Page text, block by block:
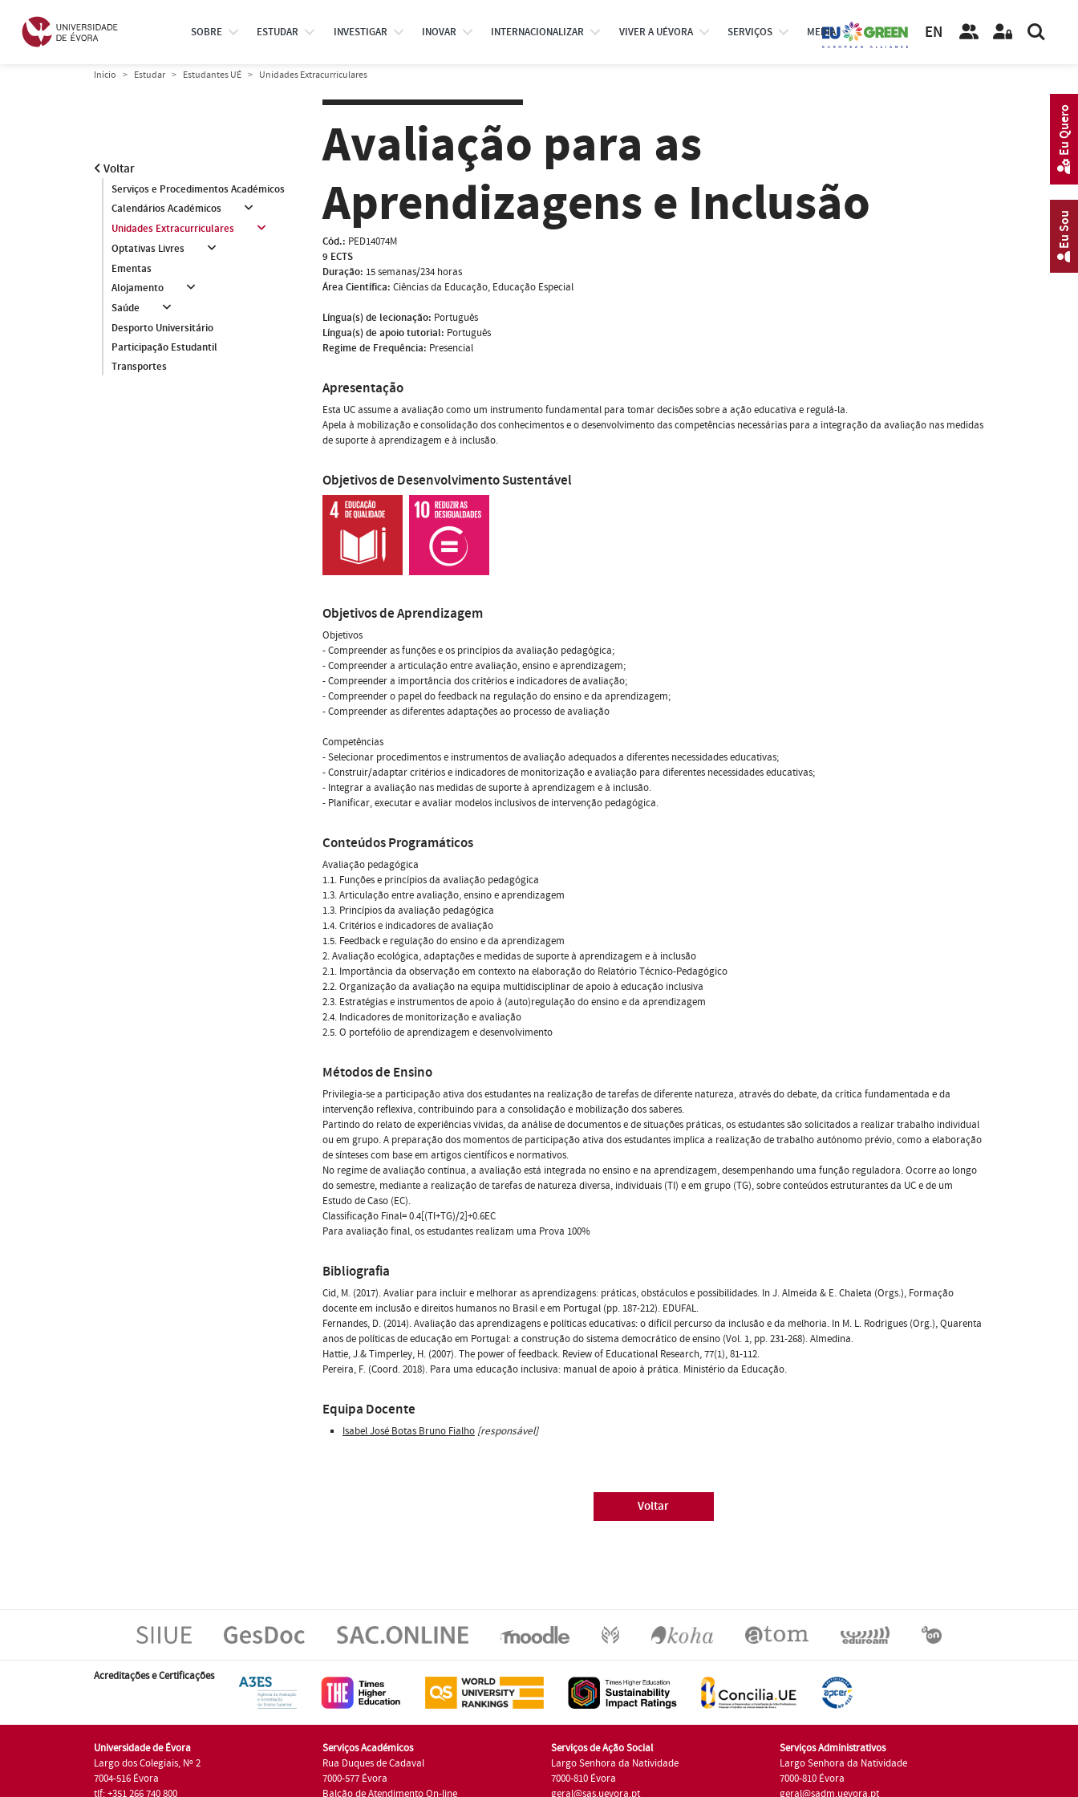
SOBRE ESTUDAR INVESTIGAR INOVAR INTERNACIONALIZAR VIVER A UÉVORA SERVIÇOS MEDIA EN
Início Estudar Estudantes UÉ Unidades Extracurriculares
Voltar
Serviços e Procedimentos Académicos
Calendários Académicos
Unidades Extracurriculares
Optativas Livres
Ementas
Alojamento
Saúde
Desporto Universitário
Participação Estudantil
Transportes
Avaliação para as
Aprendizagens e Inclusão
Cód.: PED14074M
9 ECTS
Duração: 15 semanas/234 horas
Área Científica: Ciências da Educação, Educação Especial
Língua(s) de lecionação: Português
Língua(s) de apoio tutorial: Português
Regime de Frequência: Presencial
Apresentação
Esta UC assume a avaliação como um instrumento fundamental para tomar decisões sobre a ação educativa e regulá-la.
Apela à mobilização e consolidação dos conhecimentos e o desenvolvimento das competências necessárias para a integração da avaliação nas medidas
de suporte à aprendizagem e à inclusão.
Objetivos de Desenvolvimento Sustentável
Objetivos de Aprendizagem
Objetivos
- Compreender as funções e os princípios da avaliação pedagógica;
- Compreender a articulação entre avaliação, ensino e aprendizagem;
- Compreender a importância dos critérios e indicadores de avaliação;
- Compreender o papel do feedback na regulação do ensino e da aprendizagem;
- Compreender as diferentes adaptações ao processo de avaliação
Competências
- Selecionar procedimentos e instrumentos de avaliação adequados a diferentes necessidades educativas;
- Construir/adaptar critérios e indicadores de monitorização e avaliação para diferentes necessidades educativas;
- Integrar a avaliação nas medidas de suporte à aprendizagem e à inclusão.
- Planificar, executar e avaliar modelos inclusivos de intervenção pedagógica.
Conteúdos Programáticos
Avaliação pedagógica
1.1. Funções e princípios da avaliação pedagógica
1.3. Articulação entre avaliação, ensino e aprendizagem
1.3. Princípios da avaliação pedagógica
1.4. Critérios e indicadores de avaliação
1.5. Feedback e regulação do ensino e da aprendizagem
2. Avaliação ecológica, adaptações e medidas de suporte à aprendizagem e à inclusão
2.1. Importância da observação em contexto na elaboração do Relatório Técnico-Pedagógico
2.2. Organização da avaliação na equipa multidisciplinar de apoio à educação inclusiva
2.3. Estratégias e instrumentos de apoio à (auto)regulação do ensino e da aprendizagem
2.4. Indicadores de monitorização e avaliação
2.5. O portefólio de aprendizagem e desenvolvimento
Métodos de Ensino
Privilegia-se a participação ativa dos estudantes na realização de tarefas de diferente natureza, através do debate, da crítica fundamentada e da
intervenção reflexiva, contribuindo para a consolidação e mobilização dos saberes.
Partindo do relato de experiências vividas, da análise de documentos e de situações práticas, os estudantes são solicitados a realizar trabalho individual
ou em grupo. A preparação dos momentos de participação ativa dos estudantes implica a realização de trabalho autónomo prévio, como a elaboração
de sínteses com base em artigos científicos e normativos.
No regime de avaliação contínua, a avaliação está integrada no ensino e na aprendizagem, desempenhando uma função reguladora. Ocorre ao longo
do semestre, mediante a realização de tarefas de natureza diversa, individuais (TI) e em grupo (TG), sobre conteúdos estruturantes da UC e de um
Estudo de Caso (EC).
Classificação Final= 0.4[(TI+TG)/2]+0.6EC
Para avaliação final, os estudantes realizam uma Prova 100%
Bibliografia
Cid, M. (2017). Avaliar para incluir e melhorar as aprendizagens: práticas, obstáculos e possibilidades. In J. Almeida & E. Chaleta (Orgs.), Formação
docente em inclusão e direitos humanos no Brasil e em Portugal (pp. 187-212). EDUFAL.
Fernandes, D. (2014). Avaliação das aprendizagens e políticas educativas: o difícil percurso da inclusão e da melhoria. In M. L. Rodrigues (Org.), Quarenta
anos de políticas de educação em Portugal: a construção do sistema democrático de ensino (Vol. 1, pp. 231-268). Almedina.
Hattie, J.& Timperley, H. (2007). The power of feedback. Review of Educational Research, 77(1), 81-112.
Pereira, F. (Coord. 2018). Para uma educação inclusiva: manual de apoio à prática. Ministério da Educação.
Equipa Docente
Isabel José Botas Bruno Fialho [responsável]
Voltar
Acreditações e Certificações
Universidade de Évora
Largo dos Colegiais, Nº 2
7004-516 Évora
tlf: +351 266 740 800
Serviços Académicos
Rua Duques de Cadaval
7000-577 Évora
Balcão de Atendimento On-line
Serviços de Ação Social
Largo Senhora da Natividade
7000-810 Évora
geral@sas.uevora.pt
Serviços Administrativos
Largo Senhora da Natividade
7000-810 Évora
geral@sadm.uevora.pt
Eu Sou
Eu Quero